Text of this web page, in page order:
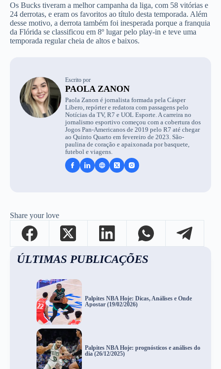
Os Bucks tiveram a melhor campanha da liga, com 58 vitórias e
24 derrotas, e eram os favoritos ao título desta temporada. Além
desse motivo, a derrota também foi inesperada porque a franquia
da Flórida se classificou em 8º lugar pelo play-in e teve uma
temporada regular cheia de altos e baixos.
Escrito por
PAOLA ZANON
Paola Zanon é jornalista formada pela Cásper
Líbero, repórter e redatora com passagens pelo
Notícias da TV, R7 e UOL Esporte. A carreira no
jornalismo esportivo começou com a cobertura dos
Jogos Pan-Americanos de 2019 pelo R7 até chegar
ao Quinto Quarto em fevereiro de 2023. São-
paulina de coração e apaixonada por basquete,
futebol e viagens.
Share your love
ÚLTIMAS PUBLICAÇÕES
Palpites NBA Hoje: Dicas, Análises e Onde
Apostar (19/02/2026)
Palpites NBA Hoje: prognósticos e análises do
dia (26/12/2025)